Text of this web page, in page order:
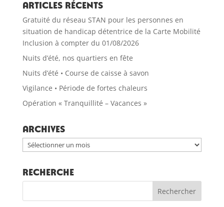
Articles récents
Gratuité du réseau STAN pour les personnes en
situation de handicap détentrice de la Carte Mobilité
Inclusion à compter du 01/08/2026
Nuits d’été, nos quartiers en fête
Nuits d’été • Course de caisse à savon
Vigilance • Période de fortes chaleurs
Opération « Tranquillité – Vacances »
Archives
Archives
RECHERCHE